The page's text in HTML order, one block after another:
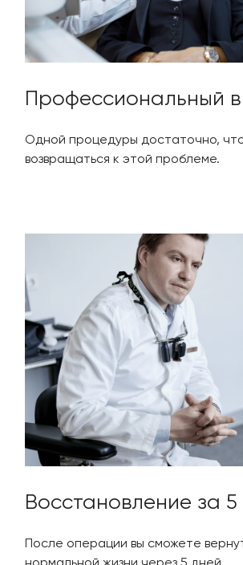
Профессиональный
Одной процедуры достаточно,
возвращаться к этой проблеме.
Восстановление за 5
После операции вы сможете